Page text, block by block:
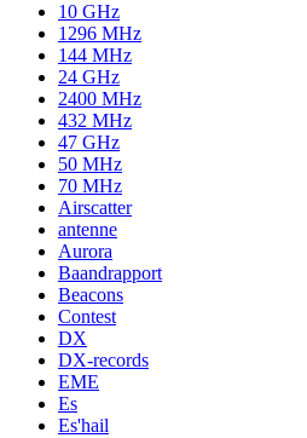
10 GHz
1296 MHz
144 MHz
24 GHz
2400 MHz
432 MHz
47 GHz
50 MHz
70 MHz
Airscatter
antenne
Aurora
Baandrapport
Beacons
Contest
DX
DX-records
EME
Es
Es'hail